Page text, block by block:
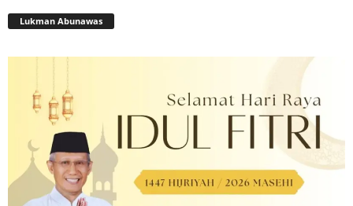
Lukman Abunawas